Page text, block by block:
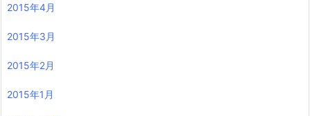
2015年4月
2015年3月
2015年2月
2015年1月